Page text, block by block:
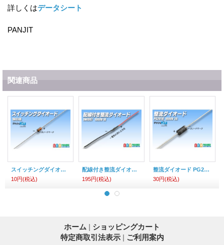
詳しくはデータシート
PANJIT
関連商品
スイッチングダイオード 1N4148
10円(税込)
配線付き整流ダイオード1A
195円(税込)
整流ダイオード PG2010 2A PANJIT
30円(税込)
ホーム | ショッピングカート
特定商取引法表示 | ご利用案内